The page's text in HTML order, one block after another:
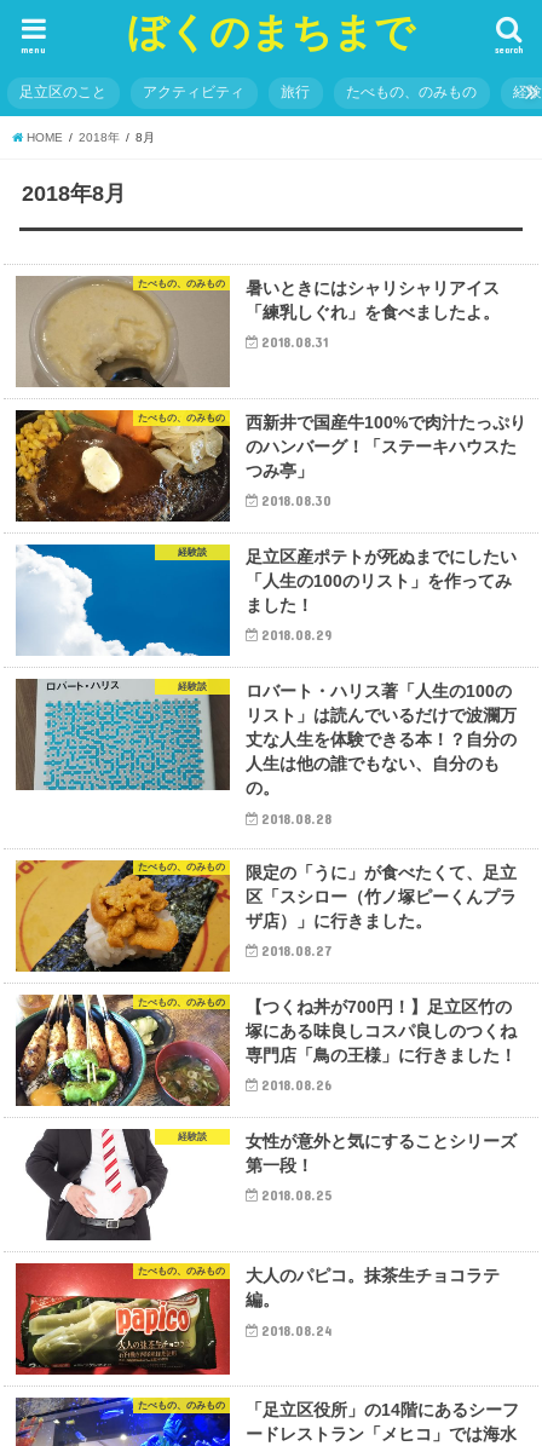
ぼくのまちまで search
menu
足立区のこと アクティビティ 旅行 たべもの、のみもの 経
HOME 2018年 8月
2018年8月
たべもの、のみもの
暑いときにはシャリシャリアイス
「練乳しぐれ」を食べましたよ。
2018.08.31
たべもの、のみもの
西新井で国産牛100%で肉汁たっぷり
のハンバーグ！「ステーキハウスた
つみ亭」
2018.08.30
経験談
足立区産ポテトが死ぬまでにしたい
「人生の100のリスト」を作ってみ
ました！
2018.08.29
経験談
ロバート・ハリス著「人生の100の
リスト」は読んでいるだけで波瀾万
丈な人生を体験できる本！？自分の
人生は他の誰でもない、自分のも
の。
2018.08.28
たべもの、のみもの
限定の「うに」が食べたくて、足立
区「スシロー（竹ノ塚ピーくんプラ
ザ店）」に行きました。
2018.08.27
たべもの、のみもの
【つくね丼が700円！】足立区竹の
塚にある味良しコスパ良しのつくね
専門店「鳥の王様」に行きました！
2018.08.26
経験談
女性が意外と気にすることシリーズ
第一段！
2018.08.25
たべもの、のみもの
大人のパピコ。抹茶生チョコラテ
編。
2018.08.24
たべもの、のみもの
「足立区役所」の14階にあるシーフ
ードレストラン「メヒコ」では海水